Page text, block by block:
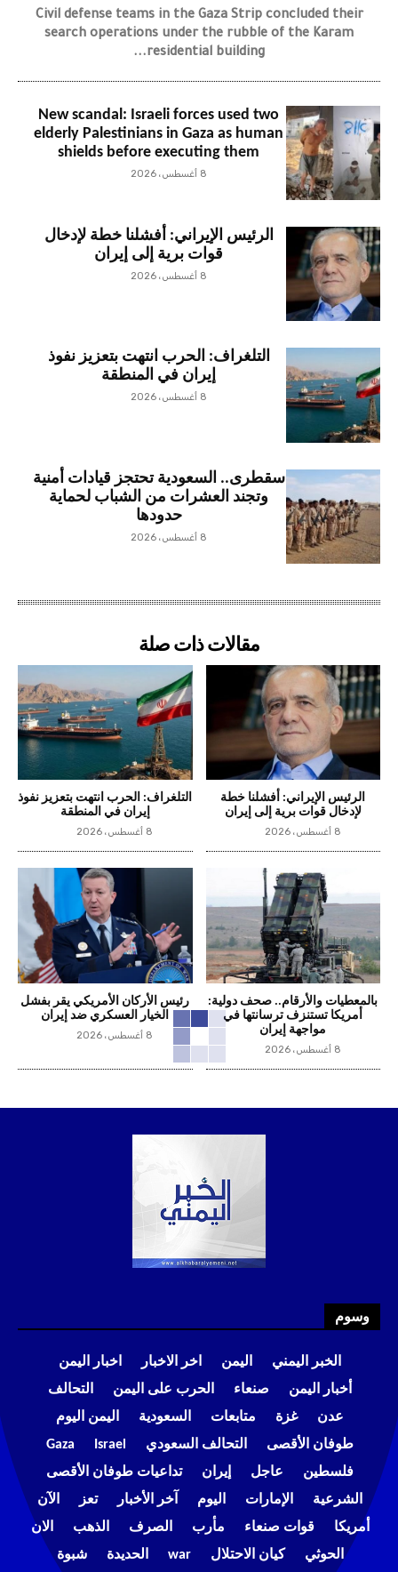
Civil defense teams in the Gaza Strip concluded their
search operations under the rubble of the Karam
residential building...
New scandal: Israeli forces used two
elderly Palestinians in Gaza as human
shields before executing them
8 أغسطس، 2026
الرئيس الإيراني: أفشلنا خطة لإدخال
قوات برية إلى إيران
8 أغسطس، 2026
التلغراف: الحرب انتهت بتعزيز نفوذ
إيران في المنطقة
8 أغسطس، 2026
سقطرى.. السعودية تحتجز قيادات أمنية
وتجند العشرات من الشباب لحماية
حدودها
8 أغسطس، 2026
مقالات ذات صلة
الرئيس الإيراني: أفشلنا خطة
لإدخال قوات برية إلى إيران
8 أغسطس، 2026
التلغراف: الحرب انتهت بتعزيز نفوذ
إيران في المنطقة
8 أغسطس، 2026
بالمعطيات والأرقام.. صحف دولية:
أمريكا تستنزف ترسانتها في
مواجهة إيران
8 أغسطس، 2026
رئيس الأركان الأمريكي يقر بفشل
الخيار العسكري ضد إيران
8 أغسطس، 2026
وسوم
الخبر اليمني اليمن اخر الاخبار
اخبار اليمن
أخبار اليمن
صنعاء الحرب على اليمن
التحالف
عدن
غزة متابعات السعودية
اليمن اليوم
طوفان الأقصى
التحالف السعودي Israel
Gaza
فلسطين
عاجل إيران
تداعيات طوفان الأقصى
الشرعية
الإمارات اليوم آخر الأخبار تعز
الآن
أمريكا
قوات صنعاء مأرب الصرف الذهب
الان
الحوثي
كيان الاحتلال war الحديدة شبوة